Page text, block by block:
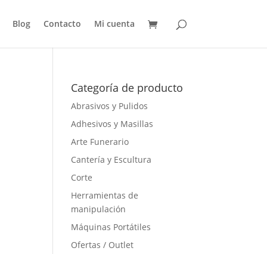
Blog Contacto Mi cuenta
Categoría de producto
Abrasivos y Pulidos
Adhesivos y Masillas
Arte Funerario
Cantería y Escultura
Corte
Herramientas de
manipulación
Máquinas Portátiles
Ofertas / Outlet